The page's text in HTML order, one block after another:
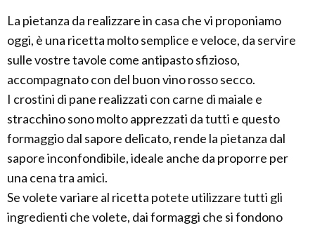
La pietanza da realizzare in casa che vi proponiamo
oggi, è una ricetta molto semplice e veloce, da servire
sulle vostre tavole come antipasto sfizioso,
accompagnato con del buon vino rosso secco.
I crostini di pane realizzati con carne di maiale e
stracchino sono molto apprezzati da tutti e questo
formaggio dal sapore delicato, rende la pietanza dal
sapore inconfondibile, ideale anche da proporre per
una cena tra amici.
Se volete variare al ricetta potete utilizzare tutti gli
ingredienti che volete, dai formaggi che si fondono